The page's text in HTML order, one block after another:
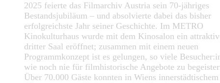
2025 feierte das Filmarchiv Austria sein 70-jähriges
Bestandsjubiläum – und absolvierte dabei das bisher
erfolgreichste Jahr seiner Geschichte. Im METRO
Kinokulturhaus wurde mit dem Kinosalon ein
dritter Saal eröffnet; zusammen mit einem neuen
Programmkonzept ist es gelungen, so viele
wie noch nie für filmhistorische Angebote zu
Über 70.000 Gäste konnten in Wiens innerstädtischem